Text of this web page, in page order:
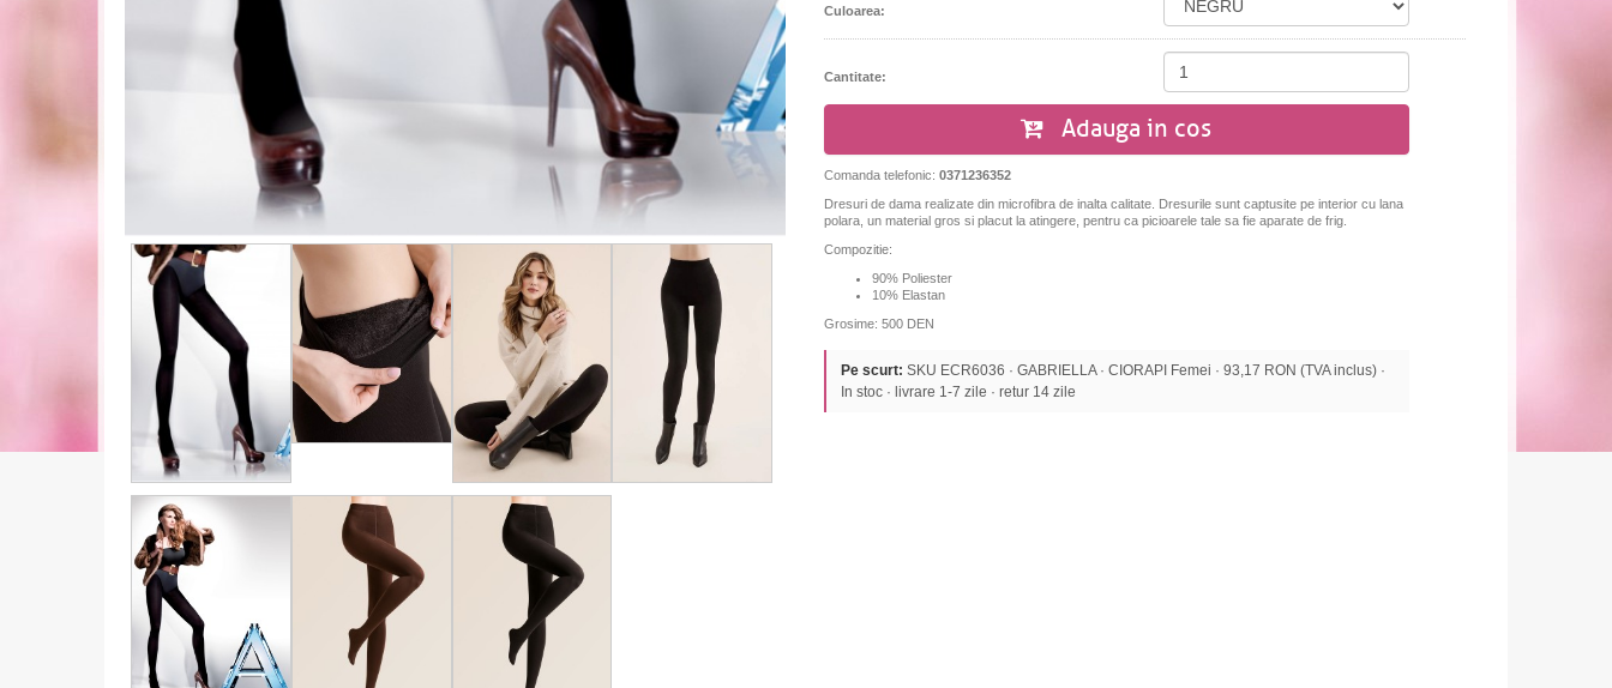
Culoarea:
Cantitate:
Adauga in cos
Comanda telefonic: 0371236352
Dresuri de dama realizate din microfibra de inalta calitate. Dresurile sunt captusite pe interior cu lana
polara, un material gros si placut la atingere, pentru ca picioarele tale sa fie aparate de frig.
Compozitie:
90% Poliester
10% Elastan
Grosime: 500 DEN
Pe scurt: SKU ECR6036 · GABRIELLA · CIORAPI Femei · 93,17 RON (TVA inclus) ·
In stoc · livrare 1-7 zile · retur 14 zile